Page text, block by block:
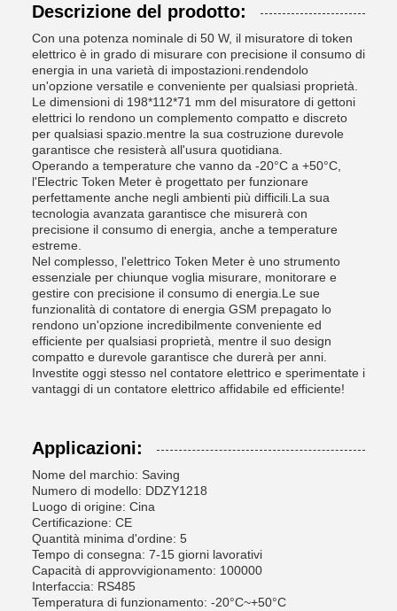
Descrizione del prodotto:
Con una potenza nominale di 50 W, il misuratore di token
elettrico è in grado di misurare con precisione il consumo di
energia in una varietà di impostazioni.rendendolo
un'opzione versatile e conveniente per qualsiasi proprietà.
Le dimensioni di 198*112*71 mm del misuratore di gettoni
elettrici lo rendono un complemento compatto e discreto
per qualsiasi spazio.mentre la sua costruzione durevole
garantisce che resisterà all'usura quotidiana.
Operando a temperature che vanno da -20°C a +50°C,
l'Electric Token Meter è progettato per funzionare
perfettamente anche negli ambienti più difficili.La sua
tecnologia avanzata garantisce che misurerà con
precisione il consumo di energia, anche a temperature
estreme.
Nel complesso, l'elettrico Token Meter è uno strumento
essenziale per chiunque voglia misurare, monitorare e
gestire con precisione il consumo di energia.Le sue
funzionalità di contatore di energia GSM prepagato lo
rendono un'opzione incredibilmente conveniente ed
efficiente per qualsiasi proprietà, mentre il suo design
compatto e durevole garantisce che durerà per anni.
Investite oggi stesso nel contatore elettrico e sperimentate i
vantaggi di un contatore elettrico affidabile ed efficiente!
Applicazioni:
Nome del marchio: Saving
Numero di modello: DDZY1218
Luogo di origine: Cina
Certificazione: CE
Quantità minima d'ordine: 5
Tempo di consegna: 7-15 giorni lavorativi
Capacità di approvvigionamento: 100000
Interfaccia: RS485
Temperatura di funzionamento: -20°C~+50°C